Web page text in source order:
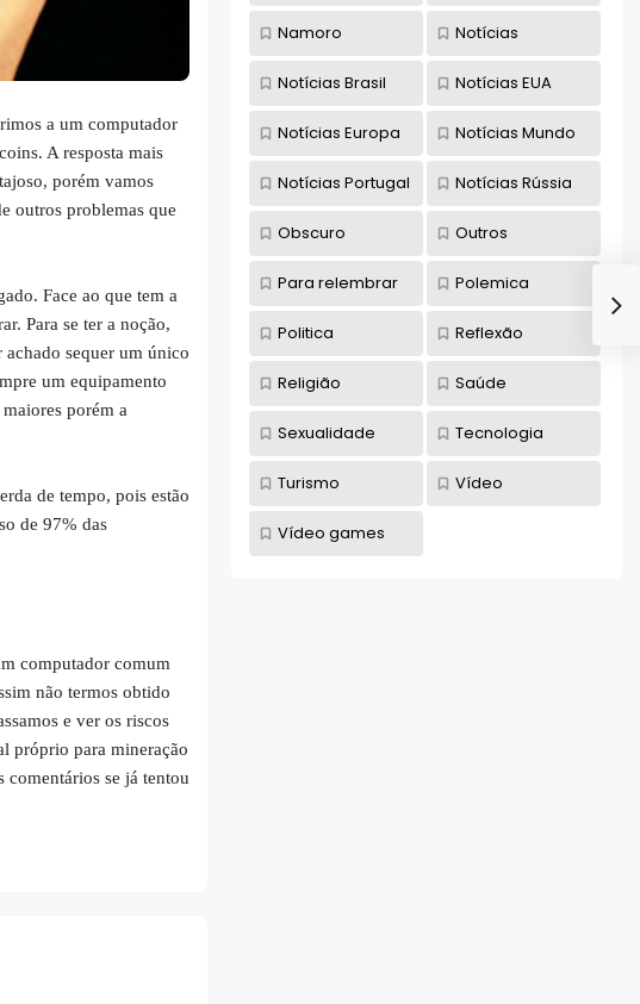
a um computador
A resposta mais
porém vamos
outros problemas que
Face ao que tem a
Para se ter a noção,
sequer um único
um equipamento
porém a
de tempo, pois estão
de 97% das
computador comum
não termos obtido
e ver os riscos
próprio para mineração
comentários se já tentou
Namoro Notícias
Notícias Brasil Notícias EUA
Notícias Europa Notícias Mundo
Notícias Portugal Notícias Rússia
Obscuro Outros
Para relembrar Polemica
Politica Reflexão
Religião Saúde
Sexualidade Tecnologia
Turismo Vídeo
Vídeo games